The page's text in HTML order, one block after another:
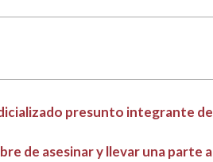
presunto integrante
de asesinar y llevar una parte